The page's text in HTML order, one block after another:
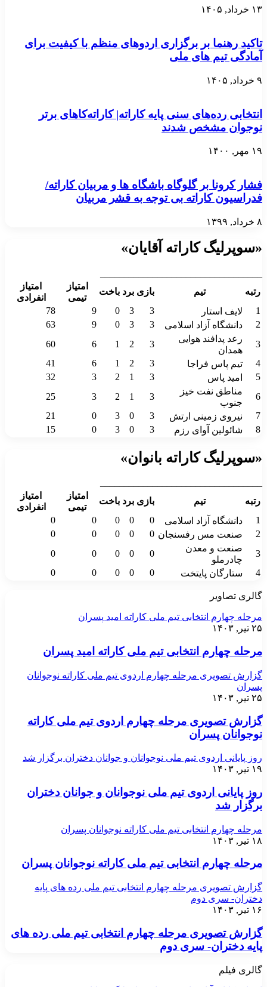
۱۳ خرداد, ۱۴۰۵
تاکید رهنما بر برگزاری اردوهای منظم با کیفیت برای
آمادگی تیم های ملی
۹ خرداد, ۱۴۰۵
انتخابی رده‌های سنی پایه کاراته| کاراته‌کاهای برتر
نوجوان مشخص شدند
۱۹ مهر, ۱۴۰۰
فشار کرونا بر گلوگاه باشگاه ها و مربیان کاراته/
فدراسیون کاراته بی توجه به قشر مربیان
۸ خرداد, ۱۳۹۹
«سوپرلیگ کاراته آقایان»
رتبه
تیم بازی برد باخت
امتیاز
تیمی
امتیاز
انفرادی
1
لایف استار 3
3
0
9
78
2
دانشگاه آزاد اسلامی 3
3
0
9
63
3
رعد پدافند هوایی
همدان
3
2
1
6
60
4
تیم پاس فراجا 3
2
1
6
41
5
امید پاس 3
1
2
3
32
6
مناطق نفت خیز
جنوب
3
1
2
3
25
7
نیروی زمینی ارتش 3
0
3
0
21
8
شائولین آوای رزم 3
0
3
0
15
«سوپرلیگ کاراته بانوان»
رتبه
تیم بازی برد باخت
امتیاز
تیمی
امتیاز
انفرادی
1
دانشگاه آزاد اسلامی 0
0
0
0
0
2
صنعت مس رفسنجان 0
0
0
0
0
3
صنعت و معدن
چادرملو
0
0
0
0
0
4
ستارگان پایتخت 0
0
0
0
0
گالری تصاویر
مرحله چهارم انتخابی تیم ملی کاراته امید پسران
۲۵ تیر, ۱۴۰۳
مرحله چهارم انتخابی تیم ملی کاراته امید پسران
گزارش تصویری مرحله چهارم اردوی تیم ملی کاراته نوجوانان
پسران
۲۵ تیر, ۱۴۰۳
گزارش تصویری مرحله چهارم اردوی تیم ملی کاراته
نوجوانان پسران
روز پایانی اردوی تیم ملی نوجوانان و جوانان دختران برگزار شد
۱۹ تیر, ۱۴۰۳
روز پایانی اردوی تیم ملی نوجوانان و جوانان دختران
برگزار شد
مرحله چهارم انتخابی تیم ملی کاراته نوجوانان پسران
۱۸ تیر, ۱۴۰۳
مرحله چهارم انتخابی تیم ملی کاراته نوجوانان پسران
گزارش تصویری مرحله چهارم انتخابی تیم ملی رده های پایه
دختران- سری دوم
۱۶ تیر, ۱۴۰۳
گزارش تصویری مرحله چهارم انتخابی تیم ملی رده های
پایه دختران- سری دوم
گالری فیلم